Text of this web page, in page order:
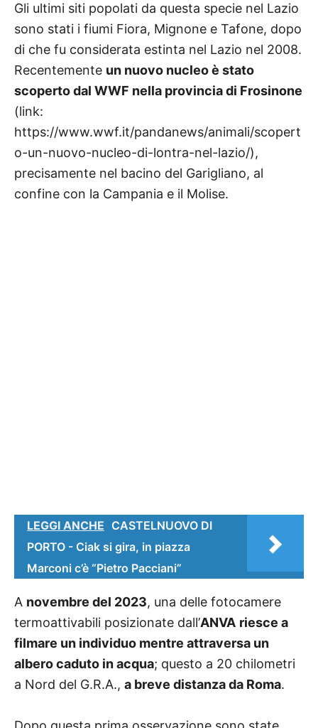
Gli ultimi siti popolati da questa specie nel Lazio
sono stati i fiumi Fiora, Mignone e Tafone, dopo
di che fu considerata estinta nel Lazio nel 2008.
Recentemente un nuovo nucleo è stato
scoperto dal WWF nella provincia di Frosinone
(link:
https://www.wwf.it/pandanews/animali/scopert
o-un-nuovo-nucleo-di-lontra-nel-lazio/),
precisamente nel bacino del Garigliano, al
confine con la Campania e il Molise.
LEGGI ANCHE CASTELNUOVO DI
PORTO - Ciak si gira, in piazza
Marconi c’è “Pietro Pacciani”
A novembre del 2023, una delle fotocamere
termoattivabili posizionate dall’ANVA riesce a
filmare un individuo mentre attraversa un
albero caduto in acqua; questo a 20 chilometri
a Nord del G.R.A., a breve distanza da Roma.